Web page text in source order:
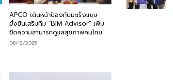
APCO เดินหน้าป้องกันมะเร็งแบบ
ยั่งยืนเสริมทีม “BIM Advisor” เพิ่ม
ขีดความสามารถดูแลสุขภาพคนไทย
08/12/2025